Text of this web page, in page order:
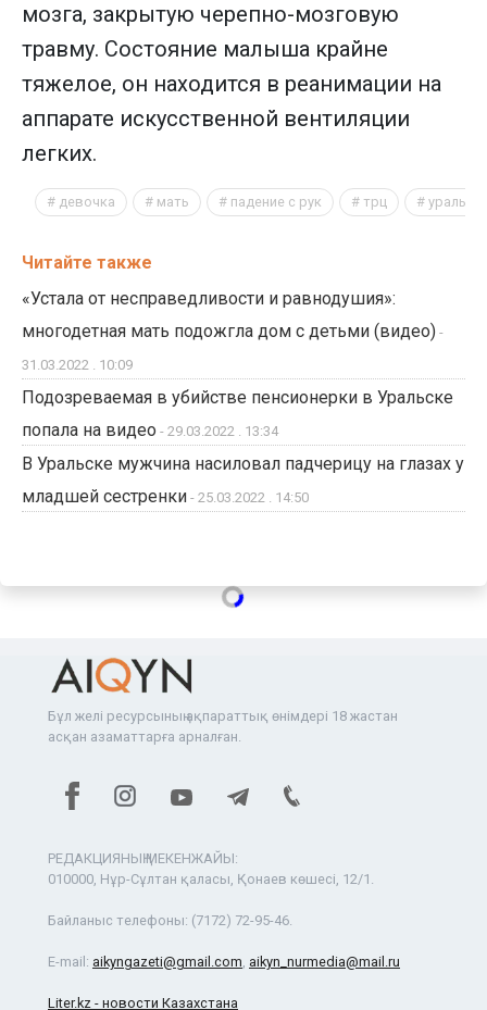
мозга, закрытую черепно-мозговую
травму. Состояние малыша крайне
тяжелое, он находится в реанимации на
аппарате искусственной вентиляции
легких.
девочка мать падение с рук трц уральск
Читайте также
«Устала от несправедливости и равнодушия»:
многодетная мать подожгла дом с детьми (видео) -
31.03.2022 . 10:09
Подозреваемая в убийстве пенсионерки в Уральске
попала на видео - 29.03.2022 . 13:34
В Уральске мужчина насиловал падчерицу на глазах у
младшей сестренки - 25.03.2022 . 14:50
Бұл желі ресурсының ақпараттық өнімдері 18 жастан
асқан азаматтарға арналған.
РЕДАКЦИЯНЫҢ МЕКЕНЖАЙЫ:
010000, Нұр-Сұлтан қаласы, Қонаев көшесі, 12/1.
Байланыс телефоны: (7172) 72-95-46.
E-mail: aikyngazeti@gmail.com aikyn_nurmedia@mail.ru
Liter.kz - новости Казахстана